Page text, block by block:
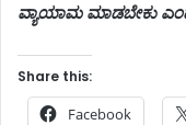
ವ್ಯಾಯಾಮ ಮಾಡಬೇಕು
Share this:
Facebook